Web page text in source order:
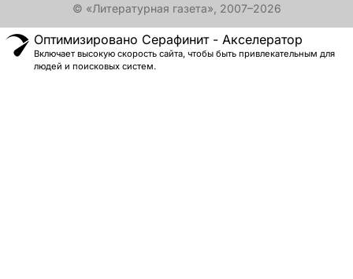
© «Литературная газета», 2007–2026
Оптимизировано Серафинит - Акселератор
Включает высокую скорость сайта, чтобы быть привлекательным для
людей и поисковых систем.